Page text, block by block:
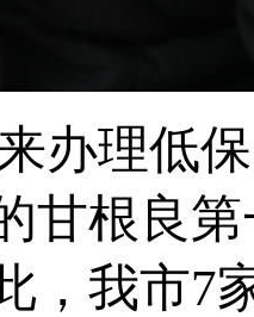
办理低
甘根良
，我市7